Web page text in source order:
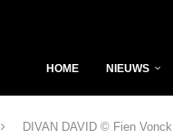
HOME NIEUWS
DIVAN DAVID © Fien Vonck